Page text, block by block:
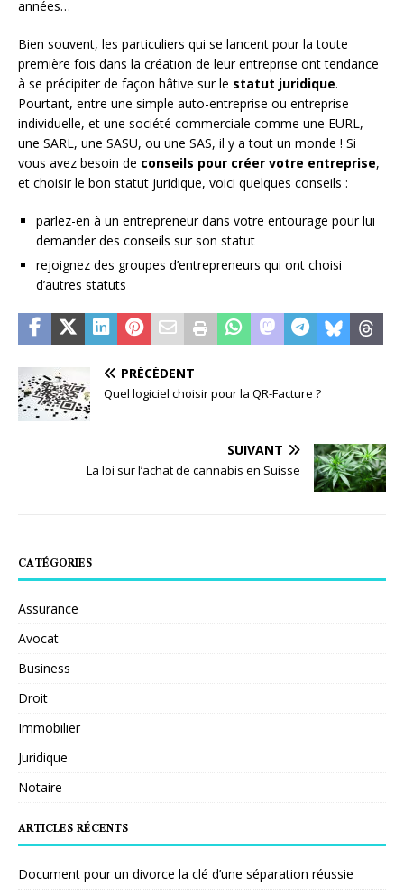
années…
Bien souvent, les particuliers qui se lancent pour la toute
première fois dans la création de leur entreprise ont tendance
à se précipiter de façon hâtive sur le statut juridique.
Pourtant, entre une simple auto-entreprise ou entreprise
individuelle, et une société commerciale comme une EURL,
une SARL, une SASU, ou une SAS, il y a tout un monde ! Si
vous avez besoin de conseils pour créer votre entreprise,
et choisir le bon statut juridique, voici quelques conseils :
parlez-en à un entrepreneur dans votre entourage pour lui
demander des conseils sur son statut
rejoignez des groupes d’entrepreneurs qui ont choisi
d’autres statuts
PRÉCÉDENT
Quel logiciel choisir pour la QR-Facture ?
SUIVANT
La loi sur l’achat de cannabis en Suisse
CATÉGORIES
Assurance
Avocat
Business
Droit
Immobilier
Juridique
Notaire
ARTICLES RÉCENTS
Document pour un divorce la clé d’une séparation réussie